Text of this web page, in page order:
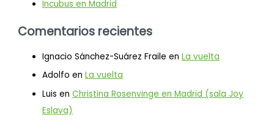
Incubus en Madrid
Comentarios recientes
Ignacio Sánchez-Suárez Fraile enLa vuelta
Adolfo enLa vuelta
Luis enChristina Rosenvinge en Madrid (sala Joy
Eslava)